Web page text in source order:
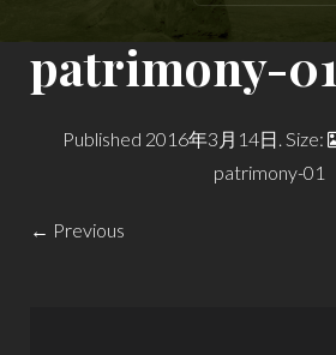
patrimony-01
Published 2016年3月14日. Size:
patrimony-01
← Previous